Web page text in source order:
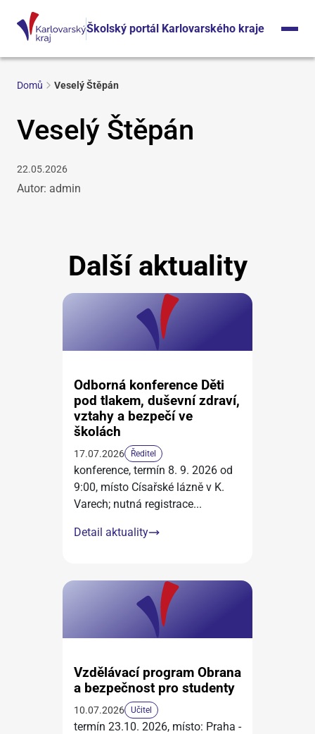
Školský portál Karlovarského kraje
Domů Veselý Štěpán
Veselý Štěpán
22.05.2026
Autor: admin
Další aktuality
Odborná konference Děti
pod tlakem, duševní zdraví,
vztahy a bezpečí ve
školách
17.07.2026 Ředitel
konference, termín 8. 9. 2026 od
9:00, místo Císařské lázně v K.
Varech; nutná registrace...
Detail aktuality
Vzdělávací program Obrana
a bezpečnost pro studenty
10.07.2026 Učitel
termín 23.10. 2026, místo: Praha -